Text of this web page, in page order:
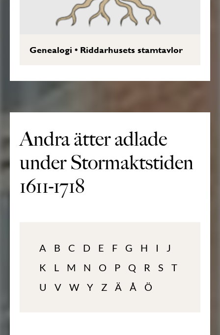
Genealogi • Riddarhusets stamtavlor
Andra ätter adlade
under Stormaktstiden
1611-1718
A B C D E F G H I
J
K
L M N O P Q R S
T
U
V W Y Z Ä Å Ö